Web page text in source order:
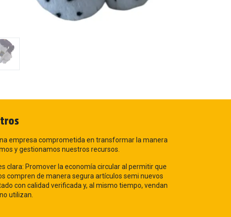
empresa comprometida en transformar la manera
y gestionamos nuestros recursos.
clara: Promover la economía circular al permitir que
compren de manera segura artículos semi nuevos
con calidad verificada y, al mismo tiempo, vendan
utilizan.